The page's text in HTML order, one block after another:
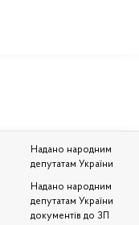
Надано народним
депутатам України
Надано народним
депутатам України
документів до ЗП